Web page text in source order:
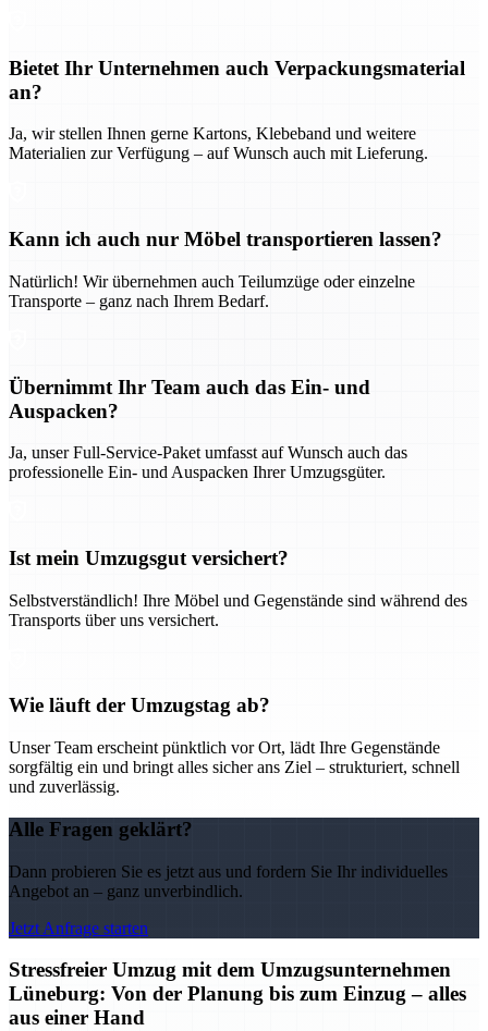
Bietet Ihr Unternehmen auch Verpackungsmaterial
an?
Ja, wir stellen Ihnen gerne Kartons, Klebeband und weitere
Materialien zur Verfügung – auf Wunsch auch mit Lieferung.
Kann ich auch nur Möbel transportieren lassen?
Natürlich! Wir übernehmen auch Teilumzüge oder einzelne
Transporte – ganz nach Ihrem Bedarf.
Übernimmt Ihr Team auch das Ein- und
Auspacken?
Ja, unser Full-Service-Paket umfasst auf Wunsch auch das
professionelle Ein- und Auspacken Ihrer Umzugsgüter.
Ist mein Umzugsgut versichert?
Selbstverständlich! Ihre Möbel und Gegenstände sind während des
Transports über uns versichert.
Wie läuft der Umzugstag ab?
Unser Team erscheint pünktlich vor Ort, lädt Ihre Gegenstände
sorgfältig ein und bringt alles sicher ans Ziel – strukturiert, schnell
und zuverlässig.
Alle Fragen geklärt?
Dann probieren Sie es jetzt aus und fordern Sie Ihr individuelles
Angebot an – ganz unverbindlich.
Jetzt Anfrage starten
Stressfreier Umzug mit dem Umzugsunternehmen
Lüneburg: Von der Planung bis zum Einzug – alles
aus einer Hand